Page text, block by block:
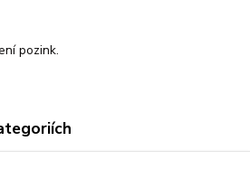
pozink.